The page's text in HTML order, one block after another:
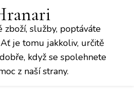
zboží, služby, poptáváte
je tomu jakkoliv, určitě
když se spolehnete
z naší strany.